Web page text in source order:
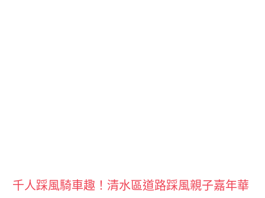
千人踩風騎車趣！清水區道路踩風親子嘉年華